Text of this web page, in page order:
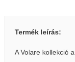
Termék leírás:
A Volare kollekció